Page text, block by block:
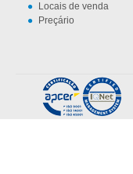
Locais de venda
Preçário